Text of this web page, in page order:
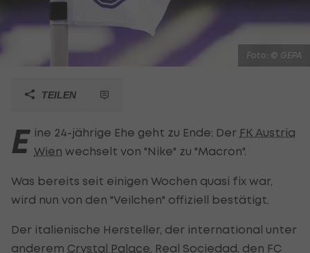
Foto: © GEPA
TEILEN
E ine 24-jährige Ehe geht zu Ende: Der FK Austria
Wien wechselt von "Nike" zu "Macron".
Was bereits seit einigen Wochen quasi fix war,
wird nun von den "Veilchen" offiziell bestätigt.
Der italienische Hersteller, der international unter
anderem Crystal Palace , Real Sociedad, den FC